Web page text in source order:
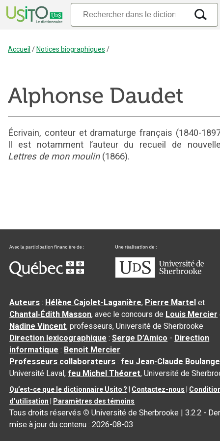
Accueil /Notices biographiques /
Alphonse Daudet
Écrivain, conteur et dramaturge français (1840-
Il est notamment l’auteur du recueil de
Lettres de mon moulin(1866).
Auteurs : Hélène Cajolet-Laganière, Pierre Martel et
Chantal‑Édith Masson, avec le concours de Louis Mercier
Nadine Vincent, professeurs, Université de Sherbrooke
Direction lexicographique :Serge D’Amico - Direction
informatique : Benoit Mercier
Professeurs collaborateurs :feu Jean-Claude
Université Laval,feu Michel Théoret, Université de
Qu’est-ce que le dictionnaire Usito ? Contactez-nous
d’utilisation
Paramètres des témoins
Tous droits réservés © Université de Sherbrooke |3.2.2 -
mise à jour du contenu :2026-08-03